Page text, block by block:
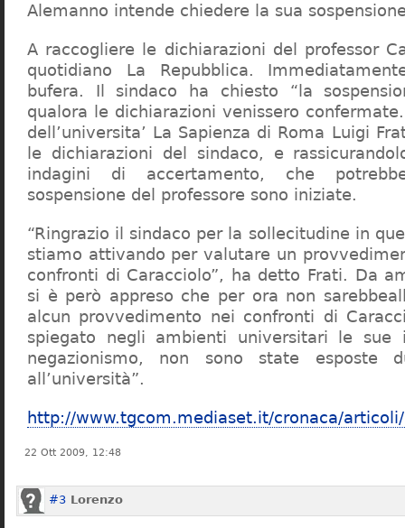
Alemanno intende chiedere la sua
A raccogliere le dichiarazioni del professor
quotidiano La Repubblica.
bufera. Il sindaco ha chiesto “la
qualora le dichiarazioni venissero
dell’universita’ La Sapienza di Roma Luigi
le dichiarazioni del sindaco, e
indagini di accertamento, che
sospensione del professore sono iniziate.
“Ringrazio il sindaco per la sollecitudine in
stiamo attivando per valutare un
confronti di Caracciolo”, ha detto Frati. Da
si è però appreso che per ora non
alcun provvedimento nei confronti di
spiegato negli ambienti universitari le sue
negazionismo, non sono state esposte
all’università”.
http://www.tgcom.mediaset.it/cronaca/
22 Ott 2009, 12:48
#3 Lorenzo